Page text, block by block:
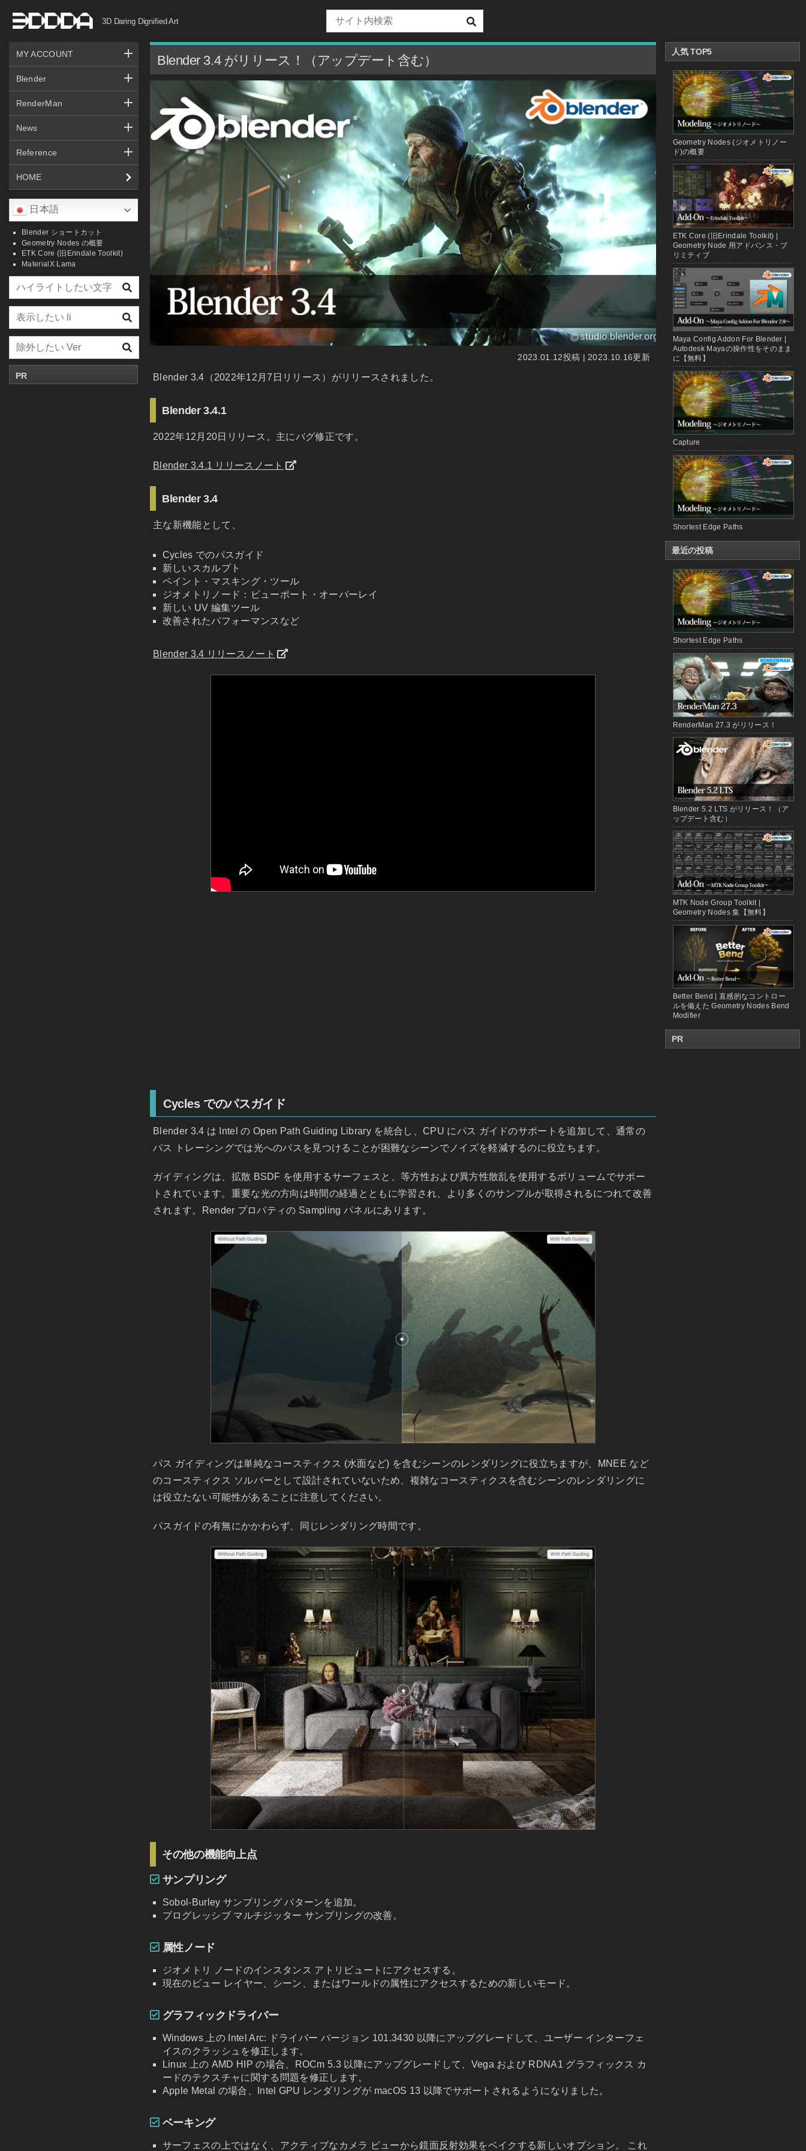
へ
ッ
3D Daring Dignified Art
MY ACCOUNT
Blender
RenderMan
News
Reference
HOME
日本語
Blender ショートカット
Geometry Nodes の概要
ETK Core (旧Erindale Toolkit)
MaterialX Lama
PR
Blender 3.4 がリリース！（アップデート含む）
2023.01.12投稿 | 2023.10.16更新
Blender 3.4（2022年12月7日リリース）がリリースされました。
Blender 3.4.1
2022年12月20日リリース。主にバグ修正です。
Blender 3.4.1 リリースノート
Blender 3.4
主な新機能として、
Cycles でのパスガイド
新しいスカルプト
ペイント・マスキング・ツール
ジオメトリノード：ビューポート・オーバーレイ
新しい UV 編集ツール
改善されたパフォーマンスなど
Blender 3.4 リリースノート
Cycles でのパスガイド
Blender 3.4 は Intel の Open Path Guiding Library を統合し、CPU にパス ガイドのサポートを追加して、通常の
パス トレーシングでは光へのパスを見つけることが困難なシーンでノイズを軽減するのに役立ちます。
ガイディングは、拡散 BSDF を使用するサーフェスと、等方性および異方性散乱を使用するボリュームでサポー
トされています。重要な光の方向は時間の経過とともに学習され、より多くのサンプルが取得されるにつれて改善
されます。Render プロパティの Sampling パネルにあります。
パス ガイディングは単純なコースティクス (水面など) を含むシーンのレンダリングに役立ちますが、MNEE など
のコースティクス ソルバーとして設計されていないため、複雑なコースティクスを含むシーンのレンダリングに
は役立たない可能性があることに注意してください。
パスガイドの有無にかかわらず、同じレンダリング時間です。
その他の機能向上点
サンプリング
Sobol-Burley サンプリング パターンを追加。
プログレッシブ マルチジッター サンプリングの改善。
属性ノード
ジオメトリ ノードのインスタンス アトリビュートにアクセスする。
現在のビュー レイヤー、シーン、またはワールドの属性にアクセスするための新しいモード。
グラフィックドライバー
Windows 上の Intel Arc: ドライバー バージョン 101.3430 以降にアップグレードして、ユーザー インターフェ
イスのクラッシュを修正します。
Linux 上の AMD HIP の場合、ROCm 5.3 以降にアップグレードして、Vega および RDNA1 グラフィックス カ
ードのテクスチャに関する問題を修正します。
Apple Metal の場合、Intel GPU レンダリングが macOS 13 以降でサポートされるようになりました。
ベーキング
サーフェスの上ではなく、アクティブなカメラ ビューから鏡面反射効果をベイクする新しいオプション。 これ
人気 TOP5
Geometry Nodes (ジオメトリノー
ド)の概要
ETK Core (旧Erindale Toolkit) |
Geometry Node 用アドバンス・プ
リミティブ
Maya Config Addon For Blender |
Autodesk Mayaの操作性をそのまま
に【無料】
Capture
Shortest Edge Paths
最近の投稿
Shortest Edge Paths
RenderMan 27.3 がリリース！
Blender 5.2 LTS がリリース！（ア
ップデート含む）
MTK Node Group Toolkit |
Geometry Nodes 集【無料】
Better Bend | 直感的なコントロー
ルを備えた Geometry Nodes Bend
Modifier
PR